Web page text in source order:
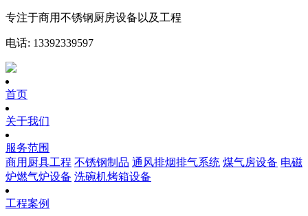
专注于商用不锈钢厨房设备以及工程
电话: 13392339597
首页
关于我们
服务范围
商用厨具工程 不锈钢制品 通风排烟排气系统 煤气房设备 电磁
炉燃气炉设备 洗碗机烤箱设备
工程案例